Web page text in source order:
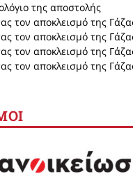
της αποστολής
τον αποκλεισμό της
τον αποκλεισμό της
τον αποκλεισμό της
τον αποκλεισμό της